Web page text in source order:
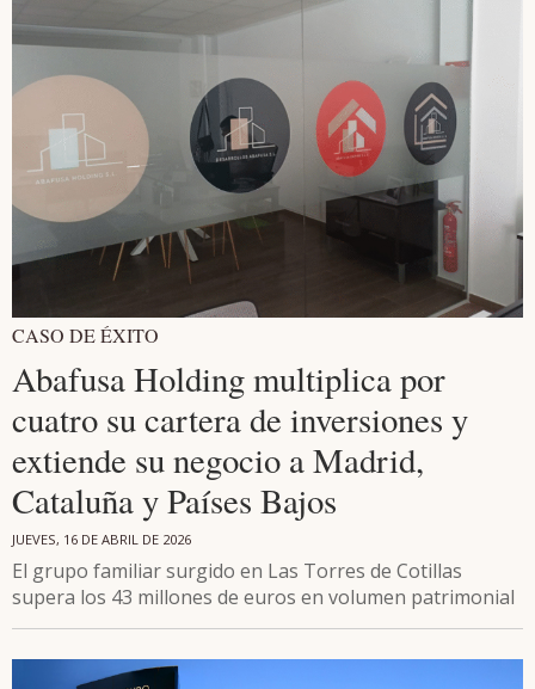
CASO DE ÉXITO
Abafusa Holding multiplica por
cuatro su cartera de inversiones y
extiende su negocio a Madrid,
Cataluña y Países Bajos
JUEVES, 16 DE ABRIL DE 2026
El grupo familiar surgido en Las Torres de Cotillas
supera los 43 millones de euros en volumen patrimonial